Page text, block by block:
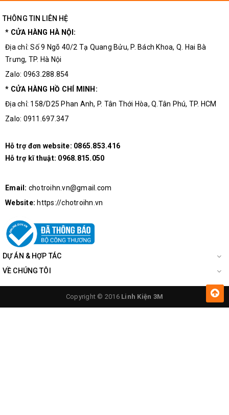
Kích Thước Thực Tế Dụng Cụ Nhấn Dây Cáp Mạng Asaki-
THÔNG TIN LIÊN HỆ
* CỬA HÀNG HÀ NỘI:
Địa chỉ: Số 9 Ngõ 40/2 Tạ Quang Bửu, P. Bách Khoa, Q. Hai Bà
Trưng, TP. Hà Nội
Zalo: 0963.288.854
* CỬA HÀNG HỒ CHÍ MINH:
Địa chỉ: 158/D25 Phan Anh, P. Tân Thới Hòa, Q.Tân Phú, TP. HCM
Zalo: 0911.697.347
Hỗ trợ đơn website: 0865.853.416
Hỗ trợ kĩ thuật: 0968.815.050
Email: chotroihn.vn@gmail.com
Website: https://chotroihn.vn
DỰ ÁN & HỢP TÁC
VỀ CHÚNG TÔI
Copyright © 2016 Linh Kiện 3M